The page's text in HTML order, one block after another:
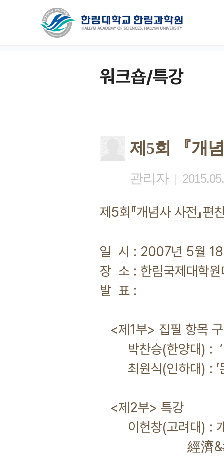
워크숍/특강
제5회 『개
관리자 |
제5회『개념사 사전』편
일 시 : 2007년 5월
장 소 : 한림국제대학
발 표 :
<제1부> 집필 항목
박찬승(한양대) : ’민
최원식(인하대) : ’문
<제2부> 특강
이헌창(고려대) : 개
經濟&#8228;